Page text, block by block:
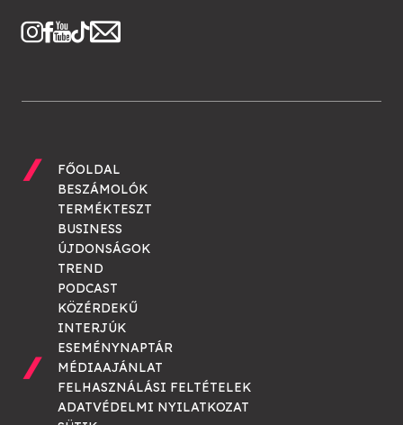
FŐOLDAL
BESZÁMOLÓK
TERMÉKTESZT
BUSINESS
ÚJDONSÁGOK
TREND
PODCAST
KÖZÉRDEKŰ
INTERJÚK
ESEMÉNYNAPTÁR
MÉDIAAJÁNLAT
FELHASZNÁLÁSI FELTÉTELEK
ADATVÉDELMI NYILATKOZAT